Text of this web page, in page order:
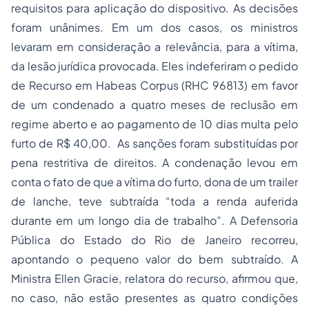
requisitos para aplicação do dispositivo. As decisões
foram unânimes. Em um dos casos, os ministros
levaram em consideração a relevância, para a vítima,
da lesão jurídica provocada. Eles indeferiram o pedido
de Recurso em Habeas Corpus (RHC 96813) em favor
de um condenado a quatro meses de reclusão em
regime aberto e ao pagamento de 10 dias multa pelo
furto de R$ 40,00. As sanções foram substituídas por
pena restritiva de direitos. A condenação levou em
conta o fato de que a vítima do furto, dona de um trailer
de lanche, teve subtraída “toda a renda auferida
durante em um longo dia de trabalho”. A Defensoria
Pública do Estado do Rio de Janeiro recorreu,
apontando o pequeno valor do bem subtraído. A
Ministra Ellen Gracie, relatora do recurso, afirmou que,
no caso, não estão presentes as quatro condições